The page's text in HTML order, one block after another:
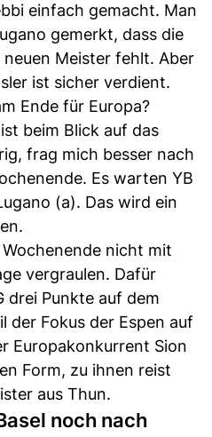
einfach gemacht. Man
gemerkt, dass die
Meister fehlt. Aber
ist sicher verdient.
Ende für Europa?
beim Blick auf das
frag mich besser nach
Es warten YB
(a). Das wird ein
nicht mit
vergraulen. Dafür
drei Punkte auf dem
der Fokus der Espen auf
Europakonkurrent Sion
Form, zu ihnen reist
aus Thun.
noch nach